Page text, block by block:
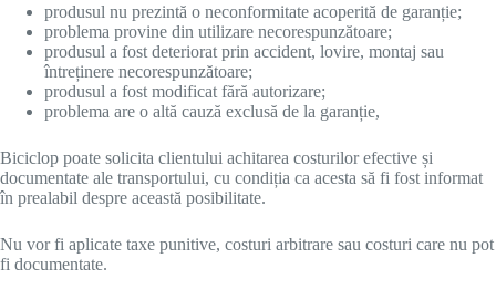
produsul nu prezintă o neconformitate acoperită de garanție;
problema provine din utilizare necorespunzătoare;
produsul a fost deteriorat prin accident, lovire, montaj sau
întreținere necorespunzătoare;
produsul a fost modificat fără autorizare;
problema are o altă cauză exclusă de la garanție,
Biciclop poate solicita clientului achitarea costurilor efective și
documentate ale transportului, cu condiția ca acesta să fi fost informat
în prealabil despre această posibilitate.
Nu vor fi aplicate taxe punitive, costuri arbitrare sau costuri care nu pot
fi documentate.